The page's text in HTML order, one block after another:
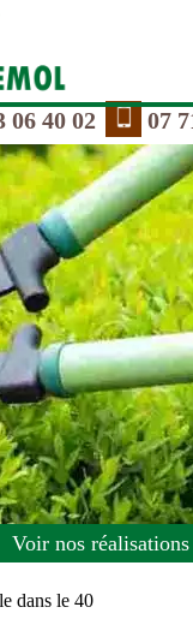
06 40 02 07
Voir nos réalisations
dans le 40